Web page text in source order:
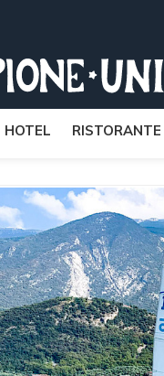
HOTEL RISTORANTE